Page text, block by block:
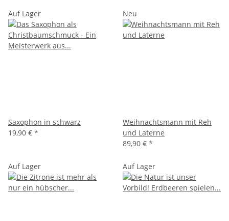
Auf Lager
Saxophon in schwarz
19,90 € *
Neu
Weihnachtsmann mit Reh
und Laterne
89,90 € *
Auf Lager Auf Lager